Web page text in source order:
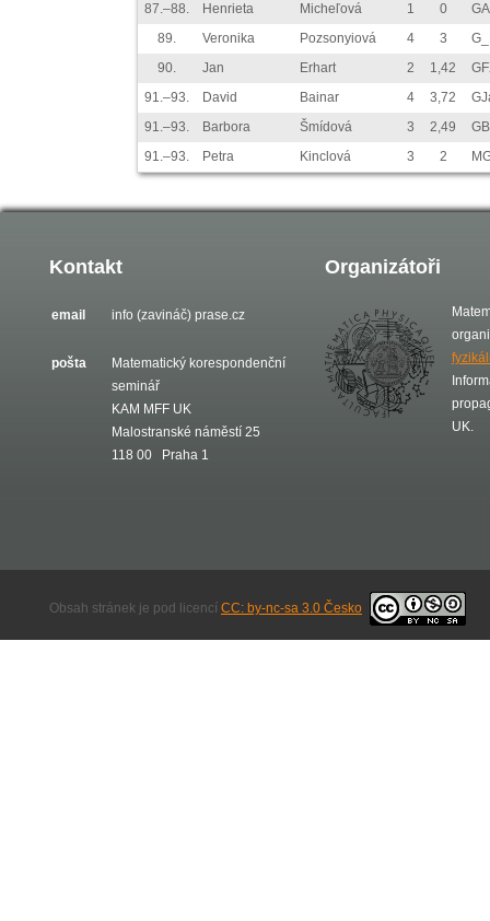
87.–88.
Henrieta Micheľová 1 0
89.
Veronika Pozsonyiová 4 3
90.
Jan Erhart 2 1,42
91.–93.
David Bainar 4 3,72
91.–93.
Barbora Šmídová 3 2,49
91.–93.
Petra Kinclová 3 2
Kontakt
email info (zavináč) prase.cz
pošta
Matematický korespondenční
seminář
KAM MFF UK
Malostranské náměstí 25
118 00 Praha 1
Organizátoři
UK.
Obsah stránek je pod licencí CC: by-nc-sa 3.0 Česko